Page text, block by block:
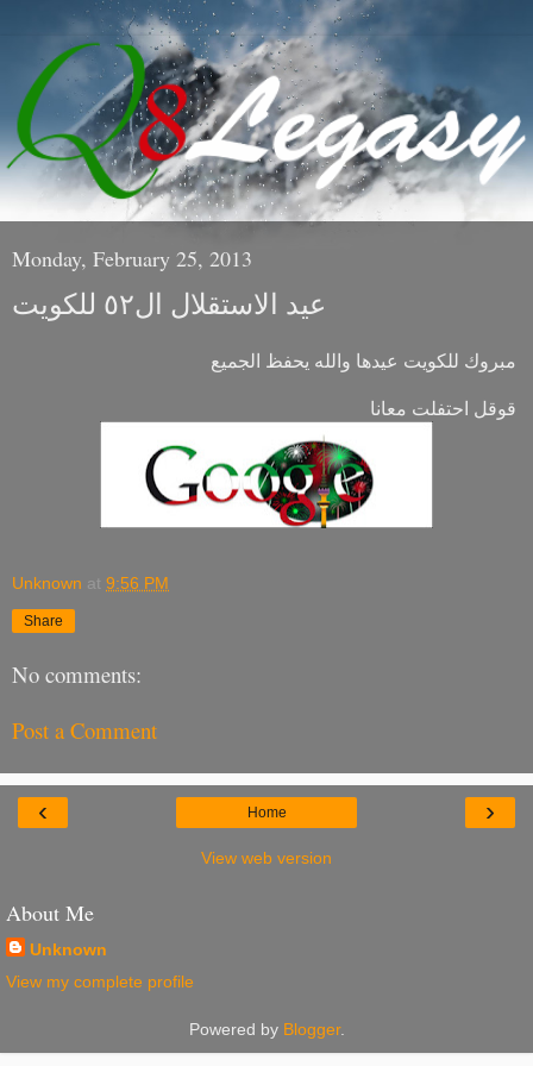
Monday, February 25, 2013
عيد الاستقلال ال٥٢ للكويت
Unknown at 9:56 PM
Share
No comments:
Post a Comment
‹ ›
Home
View web version
About Me
Unknown
View my complete profile
Powered by Blogger.